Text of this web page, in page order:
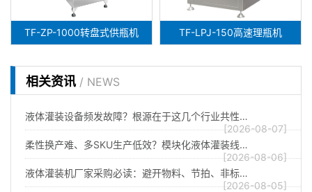
TF-ZP-1000转盘式供瓶机 TF-LPJ-150高速理瓶机
相关资讯 / NEWS
液体灌装设备频发故障？根源在于这几个行业共性…
[2026-08-07]
柔性换产难、多SKU生产低效？模块化液体灌装线…
[2026-08-06]
液体灌装机厂家采购必读：避开物料、节拍、非标…
[2026-08-05]